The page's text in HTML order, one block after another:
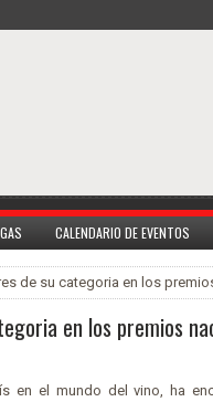
CALENDARIO DE EVENTOS
de su categoria en los
en los premios
el mundo del vino, ha